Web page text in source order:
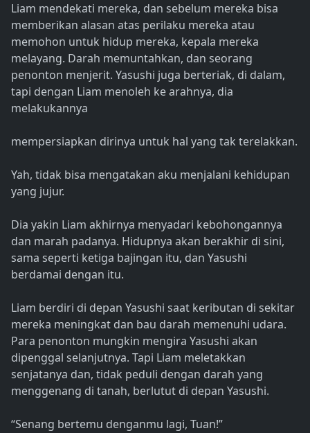
Liam mendekati mereka, dan sebelum mereka bisa
memberikan alasan atas perilaku mereka atau
memohon untuk hidup mereka, kepala mereka
melayang. Darah memuntahkan, dan seorang
penonton menjerit. Yasushi juga berteriak, di dalam,
tapi dengan Liam menoleh ke arahnya, dia
melakukannya
mempersiapkan dirinya untuk hal yang tak terelakkan.
Yah, tidak bisa mengatakan aku menjalani kehidupan
yang jujur.
Dia yakin Liam akhirnya menyadari kebohongannya
dan marah padanya. Hidupnya akan berakhir di sini,
sama seperti ketiga bajingan itu, dan Yasushi
berdamai dengan itu.
Liam berdiri di depan Yasushi saat keributan di sekitar
mereka meningkat dan bau darah memenuhi udara.
Para penonton mungkin mengira Yasushi akan
dipenggal selanjutnya. Tapi Liam meletakkan
senjatanya dan, tidak peduli dengan darah yang
menggenang di tanah, berlutut di depan Yasushi.
“Senang bertemu denganmu lagi, Tuan!”